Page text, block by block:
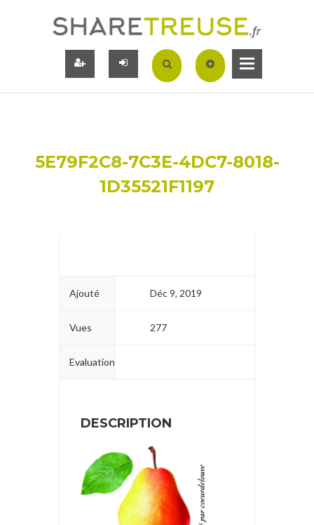
5E79F2C8-7C3E-4DC7-8018-
1D35521F1197
Ajouté Déc 9, 2019
Vues 277
Evaluation
DESCRIPTION